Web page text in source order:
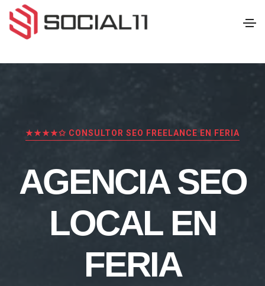
★★★★✩ CONSULTOR SEO FREELANCE EN FERIA
AGENCIA SEO
LOCAL EN
FERIA